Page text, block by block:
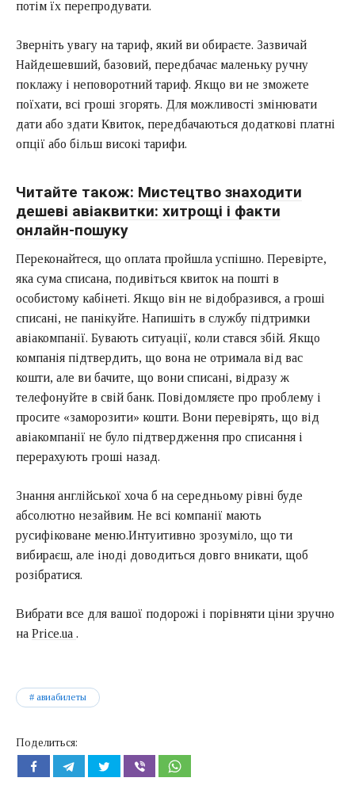
потім їх перепродувати.
Зверніть увагу на тариф, який ви обираєте. Зазвичай
Найдешевший, базовий, передбачає маленьку ручну
поклажу і неповоротний тариф. Якщо ви не зможете
поїхати, всі гроші згорять. Для можливості змінювати
дати або здати Квиток, передбачаються додаткові платні
опції або більш високі тарифи.
Читайте також: Мистецтво знаходити
дешеві авіаквитки: хитрощі і факти
онлайн-пошуку
Переконайтеся, що оплата пройшла успішно. Перевірте,
яка сума списана, подивіться квиток на пошті в
особистому кабінеті. Якщо він не відобразився, а гроші
списані, не панікуйте. Напишіть в службу підтримки
авіакомпанії. Бувають ситуації, коли стався збій. Якщо
компанія підтвердить, що вона не отримала від вас
кошти, але ви бачите, що вони списані, відразу ж
телефонуйте в свій банк. Повідомляєте про проблему і
просите «заморозити» кошти. Вони перевірять, що від
авіакомпанії не було підтвердження про списання і
перерахують гроші назад.
Знання англійської хоча б на середньому рівні буде
абсолютно незайвим. Не всі компанії мають
русифіковане меню.Интуитивно зрозуміло, що ти
вибираєш, але іноді доводиться довго вникати, щоб
розібратися.
Вибрати все для вашої подорожі і порівняти ціни зручно
на Price.ua .
авиабилеты
Поделиться: